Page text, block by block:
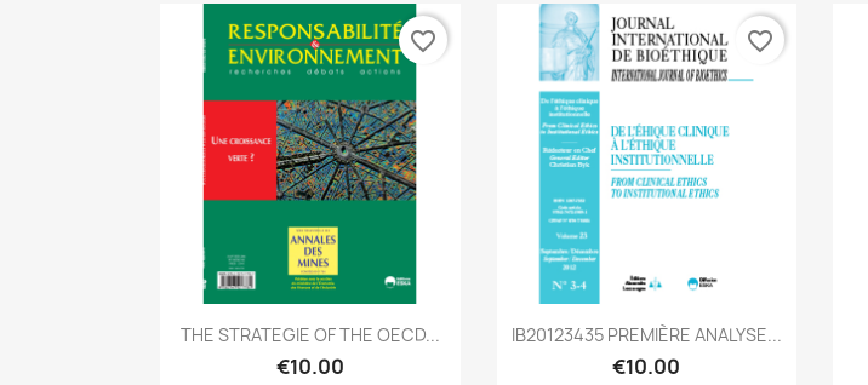
Quick view
THE STRATEGIE OF THE OECD...
€10.00
favorite_border
Quick view
IB20123435 PREMIÈRE ANALYSE...
€10.00
favorite_border